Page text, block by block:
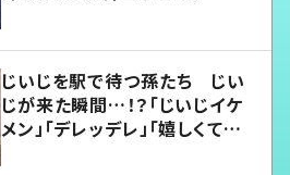
じいじを駅で待つ孫たち じい
じが来た瞬間…！？「じいじイケ
メン」「デレッデレ」「嬉しくて可